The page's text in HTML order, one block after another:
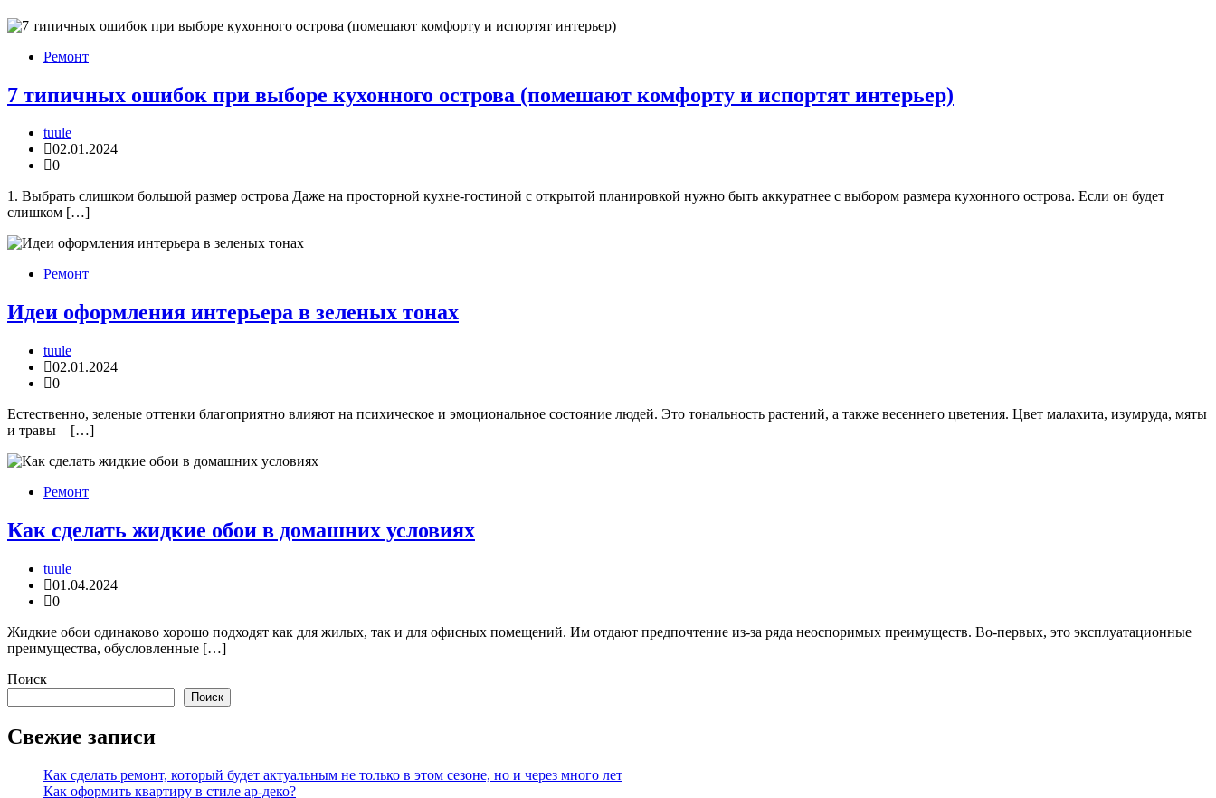
Ремонт
7 типичных ошибок при выборе кухонного острова (помешают комфорту и испортят интерьер)
tuule
02.01.2024
0
1. Выбрать слишком большой размер острова Даже на просторной кухне-гостиной с открытой планировкой нужно быть аккуратнее с выбором размера кухонного острова. Если он будет
слишком […]
Ремонт
Идеи оформления интерьера в зеленых тонах
tuule
02.01.2024
0
Естественно, зеленые оттенки благоприятно влияют на психическое и эмоциональное состояние людей. Это тональность растений, а также весеннего цветения. Цвет малахита, изумруда, мяты
и травы – […]
Ремонт
Как сделать жидкие обои в домашних условиях
tuule
01.04.2024
0
Жидкие обои одинаково хорошо подходят как для жилых, так и для офисных помещений. Им отдают предпочтение из-за ряда неоспоримых преимуществ. Во-первых, это эксплуатационные
преимущества, обусловленные […]
Поиск
Поиск
Свежие записи
Как сделать ремонт, который будет актуальным не только в этом сезоне, но и через много лет
Как оформить квартиру в стиле ар-деко?